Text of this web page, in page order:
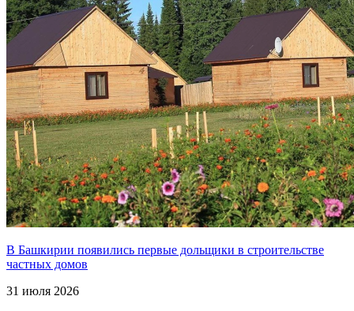
В Башкирии появились первые дольщики в строительстве
частных домов
31 июля 2026